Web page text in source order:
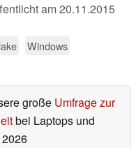
am20.11.2015
Windows
große Umfrage zur
bei Laptops und